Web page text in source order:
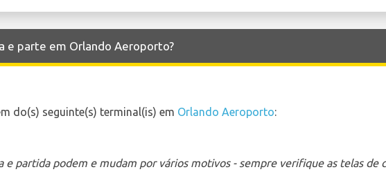
e parte em Orlando Aeroporto?
do(s) seguinte(s) terminal(is) em Orlando Aeroporto:
e partida podem e mudam por vários motivos - sempre verifique as telas de